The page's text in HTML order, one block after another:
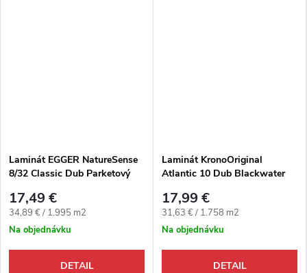
Laminát EGGER NatureSense
8/32 Classic Dub Parketový
17,49 €
Jednotková cena:
34,89 € / 1.995 m2
Na objednávku
DETAIL
Laminát KronoOriginal
Atlantic 10 Dub Blackwater
17,99 €
Jednotková cena:
31,63 € / 1.758 m2
Na objednávku
DETAIL